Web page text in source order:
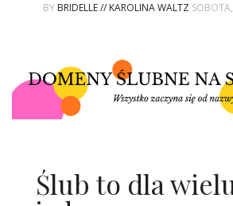
BY BRIDELLE // KAROLINA WALTZ
Ślub to dla